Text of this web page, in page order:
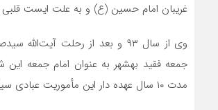
غریبان امام حسین (ع) و به علت ایست
وی از سال ۹۳ و بعد از رحلت آیت‌الله
جمعه فقید بهشهر به عنوان امام جمعه این
مدت ۱۰ سال عهده دار این مأموریت عبادی سیاسی بود.